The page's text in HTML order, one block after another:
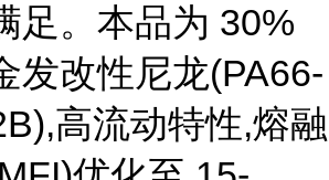
足。本品为 30%
发改性尼龙(PA66-
高流动特性,熔融